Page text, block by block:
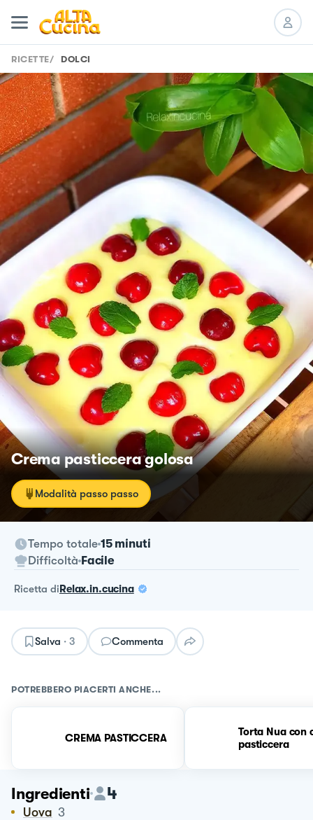
RICETTE/ DOLCI
Crema pasticcera golosa
Modalità passo passo
Tempo totale 15 minuti
Difficoltà Facile
ricetta diRelax.in.cucina
Salva · 3 Commenta
POTREBBERO PIACERTI ANCHE...
CREMA PASTICCERA
Torta Nua con
pasticcera
Ingredienti 4
Uova 3